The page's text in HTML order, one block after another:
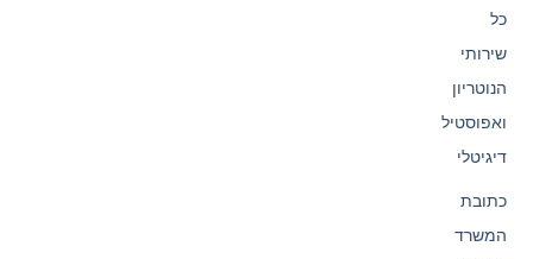
כל
שירותי
הנוטריון
ואפוסטיל
דיגיטלי
כתובת
המשרד